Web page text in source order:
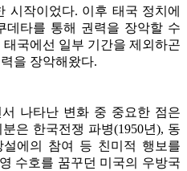
시작이었다. 이후 태국 정치에
데타를 통해 권력을 장악할 수
국에선 일부 기간을 제외하곤
을 장악해왔다.
나타난 변화 중 중요한 점은
은 한국전쟁 파병(1950년), 동
설에의 참여 등 친미적 행보를
수호를 꿈꾸던 미국의 우방국